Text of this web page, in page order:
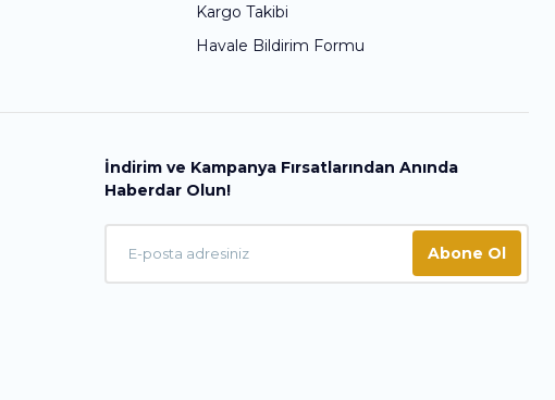
Kargo Takibi
Havale Bildirim Formu
İndirim ve Kampanya Fırsatlarından Anında
Haberdar Olun!
Abone Ol